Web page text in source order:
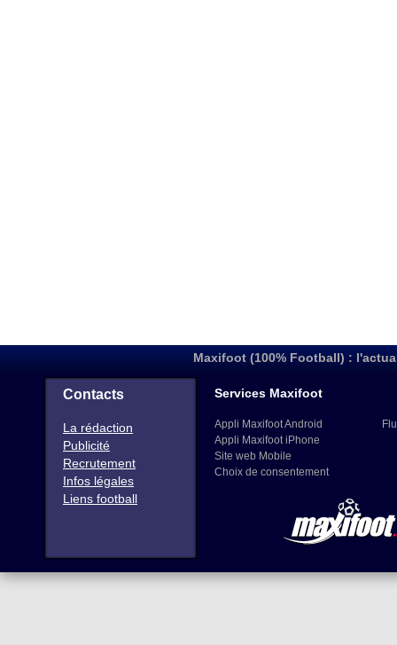
Maxifoot (100% Football) :
Contacts
La rédaction
Publicité
Recrutement
Infos légales
Liens football
Services Maxifoot
Appli Maxifoot Android
Appli Maxifoot iPhone
Site web Mobile
Choix de consentement